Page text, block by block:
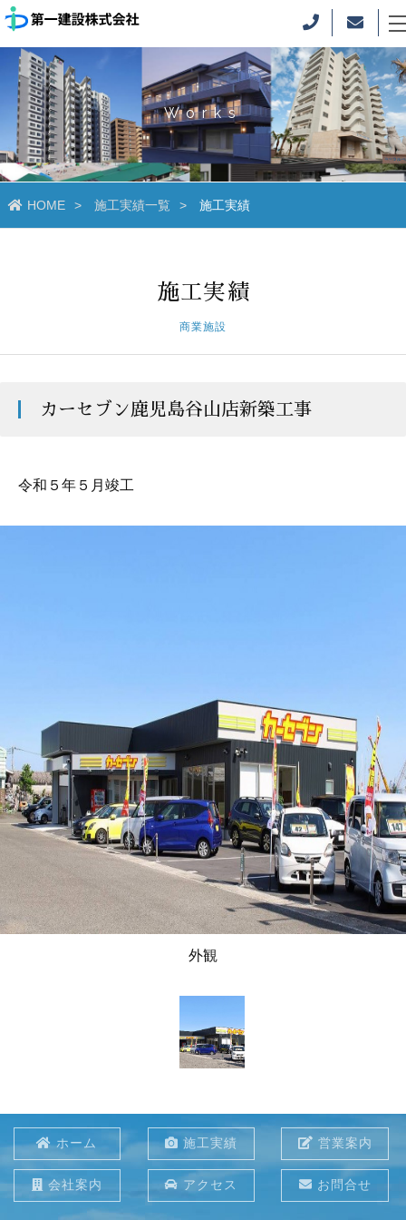
Works
HOME 施工実績一覧 施工実績
施工実績
商業施設
カーセブン鹿児島谷山店新築工事
令和５年５月竣工
外観
ホーム 施工実績 営業案内
会社案内 アクセス お問合せ